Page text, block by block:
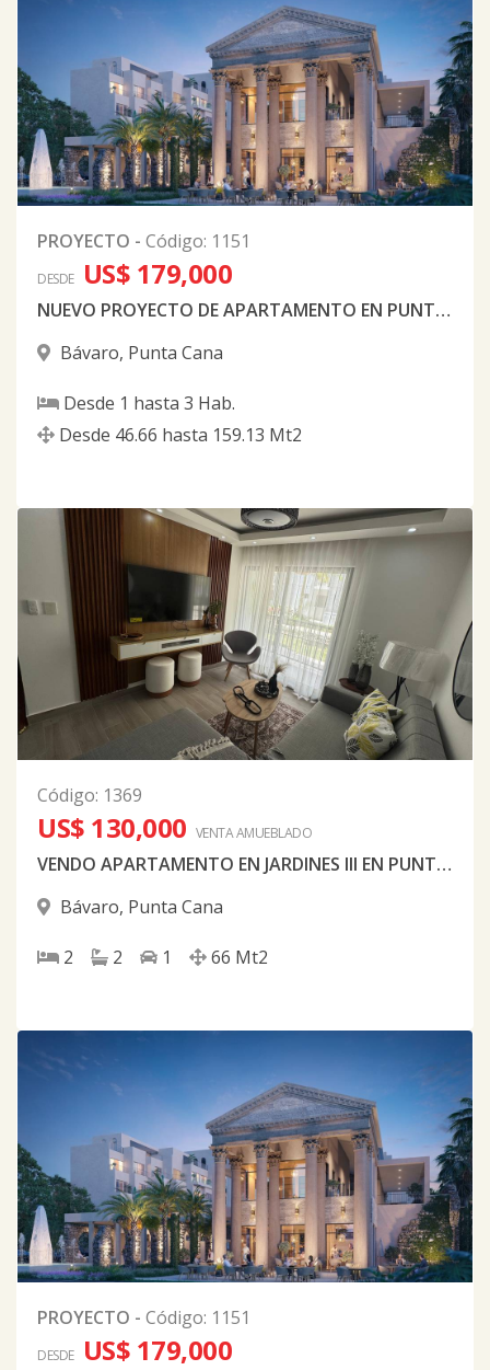
PROYECTO - Código: 1151
DESDE US$ 179,000
NUEVO PROYECTO DE APARTAMENTO EN PUNTA CANA
Bávaro, Punta Cana
Desde 1 hasta 3 Hab.
Desde 46.66 hasta 159.13 Mt2
Código: 1369
US$ 130,000 VENTA AMUEBLADO
VENDO APARTAMENTO EN JARDINES III EN PUNTA CANA AMUEBLADO NUEVO A ESTRENAR
Bávaro, Punta Cana
2 2 1 66 Mt2
PROYECTO - Código: 1151
DESDE US$ 179,000